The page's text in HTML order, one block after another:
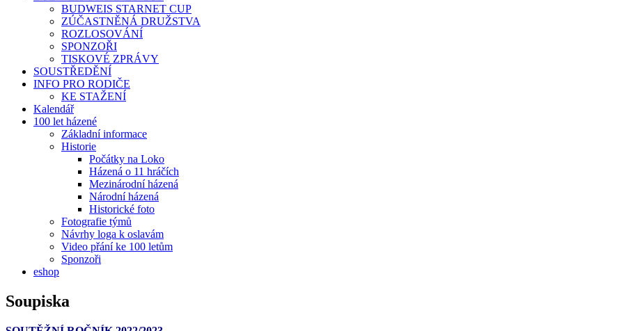
BUDWEIS STARNET CUP
ZÚČASTNĚNÁ DRUŽSTVA
ROZLOSOVÁNÍ
SPONZOŘI
TISKOVÉ ZPRÁVY
SOUSTŘEDĚNÍ
INFO PRO RODIČE
KE STAŽENÍ
Kalendář
100 let házené
Základní informace
Historie
Počátky na Loko
Házená o 11 hráčích
Mezinárodní házená
Národní házená
Historické foto
Fotografie týmů
Návrhy loga k oslavám
Video přání ke 100 letům
Sponzoři
eshop
Soupiska